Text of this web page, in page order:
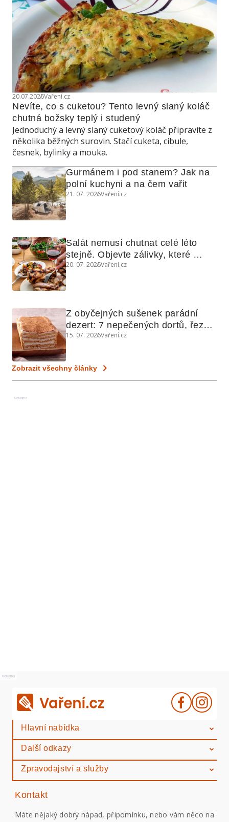
20.07.2026Vaření.cz
Nevíte, co s cuketou? Tento levný slaný koláč
chutná božsky teplý i studený
Jednoduchý a levný slaný cuketový koláč připravíte z
několika běžných surovin. Stačí cuketa, cibule,
česnek, bylinky a mouka.
Gurmánem i pod stanem? Jak na
polní kuchyni a na čem vařit
21. 07. 2026Vaření.cz
Salát nemusí chutnat celé léto
stejně. Objevte zálivky, které
využijete i na maso, nudle nebo
20. 07. 2026Vaření.cz
Z obyčejných sušenek parádní
dezert: 7 nepečených dortů, řezů
a koláčů
15. 07. 2026Vaření.cz
Zobrazit všechny články
Reklama
Reklama
Hlavní nabídka
Další odkazy
Zpravodajství a služby
Kontakt
Máte nějaký dobrý nápad, připomínku, nebo vám něco na